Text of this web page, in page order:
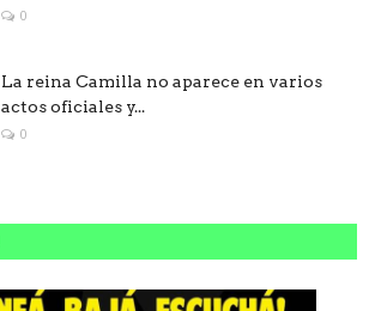
0
La reina Camilla no aparece en varios
actos oficiales y...
0